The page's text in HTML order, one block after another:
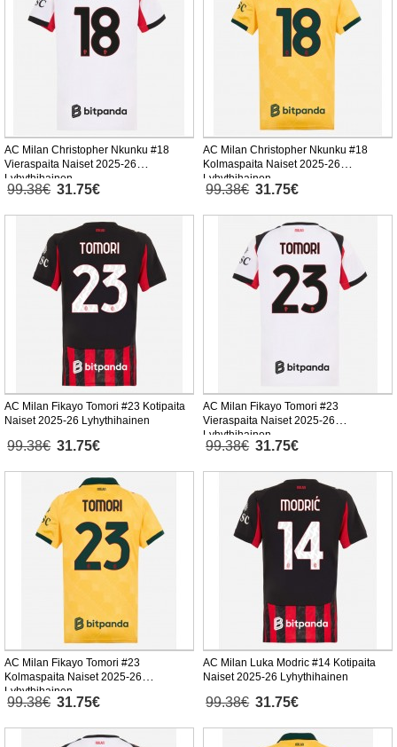
AC Milan Christopher Nkunku #18
Vieraspaita Naiset 2025-26
Lyhythihainen
99.38€ 31.75€
AC Milan Christopher Nkunku #18
Kolmaspaita Naiset 2025-26
Lyhythihainen
99.38€ 31.75€
AC Milan Fikayo Tomori #23 Kotipaita
Naiset 2025-26 Lyhythihainen
99.38€ 31.75€
AC Milan Fikayo Tomori #23
Vieraspaita Naiset 2025-26
Lyhythihainen
99.38€ 31.75€
AC Milan Fikayo Tomori #23
Kolmaspaita Naiset 2025-26
Lyhythihainen
99.38€ 31.75€
AC Milan Luka Modric #14 Kotipaita
Naiset 2025-26 Lyhythihainen
99.38€ 31.75€